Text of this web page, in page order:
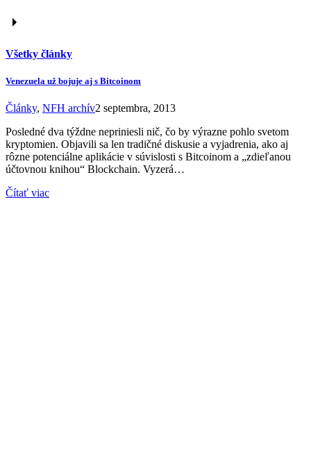
Všetky články
Venezuela už bojuje aj s Bitcoinom
Články, NFH archív2 septembra, 2013
Posledné dva týždne nepriniesli nič, čo by výrazne pohlo svetom
kryptomien. Objavili sa len tradičné diskusie a vyjadrenia, ako aj
rôzne potenciálne aplikácie v súvislosti s Bitcoinom a „zdieľanou
účtovnou knihou“ Blockchain. Vyzerá…
Čítať viac